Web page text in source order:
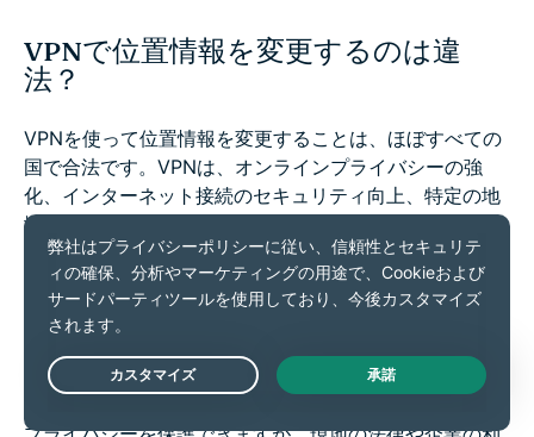
VPNで位置情報を変更するのは違
法？
VPNを使って位置情報を変更することは、ほぼすべての
国で合法です。VPNは、オンラインプライバシーの強
化、インターネット接続のセキュリティ向上、特定の地
域で制限されたコンテンツへのアクセスなど、さまざま
な用途で広く利用されています。ただし、一部の国では
VPNの使用を制限または禁止しているため、海外に行く
前にその国の規制を確認しておくとよいでしょう。
なお、VPN自体はほとんどの国で合法ですが、VPNを使
Live Chat